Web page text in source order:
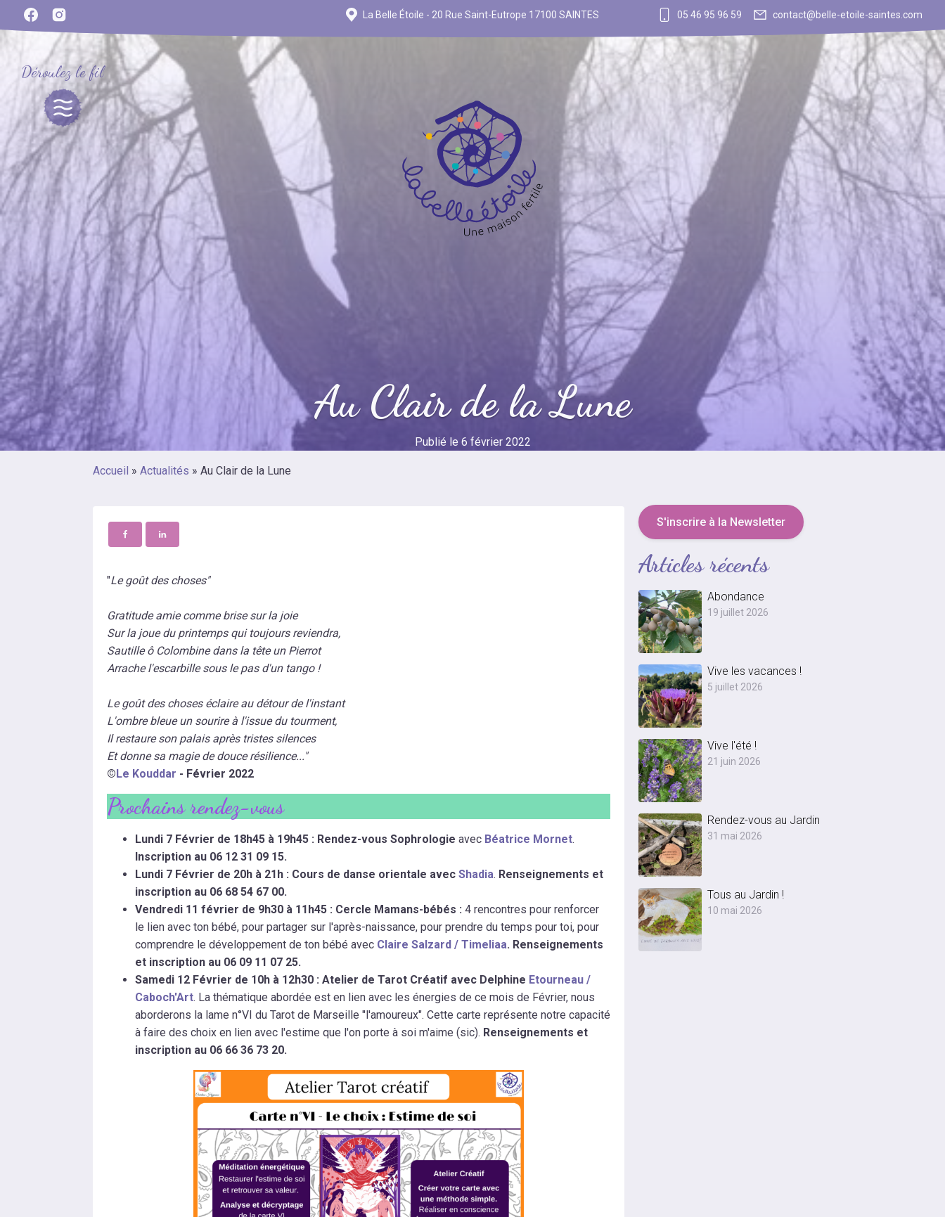
La Belle Étoile - 20 Rue Saint-Eutrope 17100 SAINTES 05 46 95 96 59 contact@belle-etoile-saintes.com
Déroulez le fil
Au Clair de la Lune
Publié le 6 février 2022
Accueil » Actualités » Au Clair de la Lune
"Le goût des choses"
Gratitude amie comme brise sur la joie
Sur la joue du printemps qui toujours reviendra,
Sautille ô Colombine dans la tête un Pierrot
Arrache l'escarbille sous le pas d'un tango !
Le goût des choses éclaire au détour de l'instant
L'ombre bleue un sourire à l'issue du tourment,
Il restaure son palais après tristes silences
Et donne sa magie de douce résilience..."
©Le Kouddar - Février 2022
Prochains rendez-vous
Lundi 7 Février de 18h45 à 19h45 : Rendez-vous Sophrologie avec Béatrice Mornet.
Inscription au 06 12 31 09 15.
Lundi 7 Février de 20h à 21h : Cours de danse orientale avec Shadia. Renseignements et
inscription au 06 68 54 67 00.
Vendredi 11 février de 9h30 à 11h45 : Cercle Mamans-bébés : 4 rencontres pour renforcer
le lien avec ton bébé, pour partager sur l'après-naissance, pour prendre du temps pour toi, pour
comprendre le développement de ton bébé avec Claire Salzard / Timeliaa. Renseignements
et inscription au 06 09 11 07 25.
Samedi 12 Février de 10h à 12h30 : Atelier de Tarot Créatif avec Delphine Etourneau /
Caboch'Art. La thématique abordée est en lien avec les énergies de ce mois de Février, nous
aborderons la lame n°VI du Tarot de Marseille "l'amoureux". Cette carte représente notre capacité
à faire des choix en lien avec l'estime que l'on porte à soi m'aime (sic). Renseignements et
inscription au 06 66 36 73 20.
S'inscrire à la Newsletter
Articles récents
Abondance
19 juillet 2026
Vive les vacances !
5 juillet 2026
Vive l'été !
21 juin 2026
Rendez-vous au Jardin
31 mai 2026
Tous au Jardin !
10 mai 2026